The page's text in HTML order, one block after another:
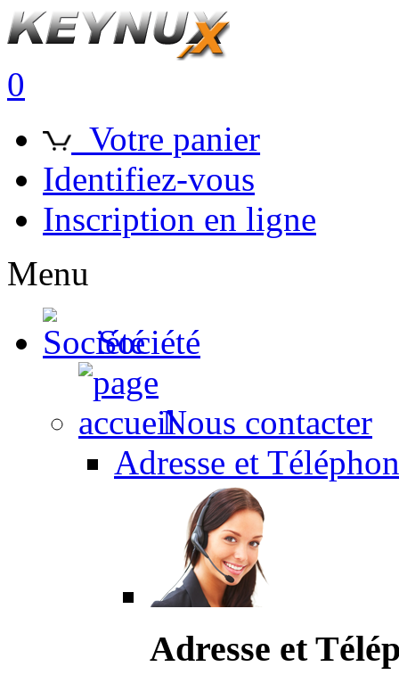
0
Votre panier
Identifiez-vous
Inscription en ligne
Menu
Société
Nous contacter
Adresse et
Adresse et